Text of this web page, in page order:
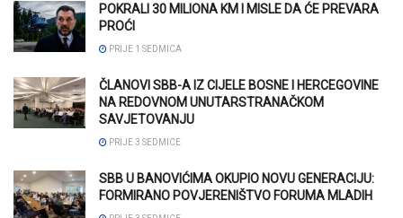
POKRALI 30 MILIONA KM I MISLE DA ĆE PREVARA
PROĆI
PRIJE 1 SEDMICA
ČLANOVI SBB-A IZ CIJELE BOSNE I HERCEGOVINE
NA REDOVNOM UNUTARSTRANAČKOM
SAVJETOVANJU
PRIJE 3 SEDMICE
SBB U BANOVIĆIMA OKUPIO NOVU GENERACIJU:
FORMIRANO POVJERENIŠTVO FORUMA MLADIH